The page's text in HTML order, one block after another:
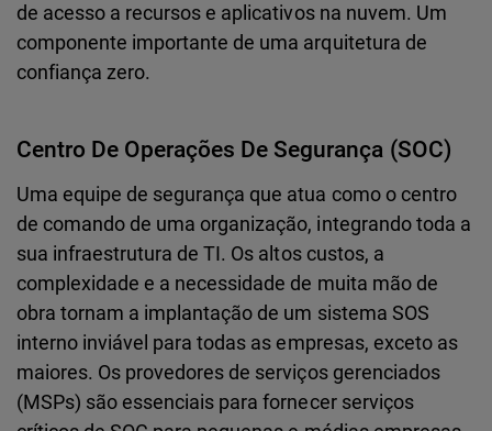
de acesso a recursos e aplicativos na nuvem. Um
componente importante de uma arquitetura de
confiança zero.
Centro De Operações De Segurança (SOC)
Uma equipe de segurança que atua como o centro
de comando de uma organização, integrando toda a
sua infraestrutura de TI. Os altos custos, a
complexidade e a necessidade de muita mão de
obra tornam a implantação de um sistema SOS
interno inviável para todas as empresas, exceto as
maiores. Os provedores de serviços gerenciados
(MSPs) são essenciais para fornecer serviços